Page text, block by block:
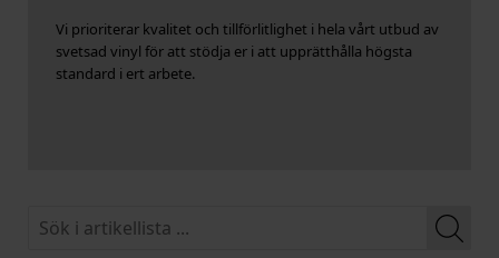
Vi prioriterar kvalitet och tillförlitlighet i hela vårt utbud av
svetsad vinyl för att stödja er i att upprätthålla högsta
standard i ert arbete.